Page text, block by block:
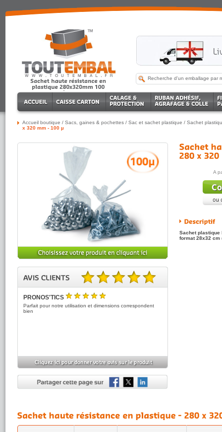
Accueil boutique / Sacs, gaines & pochettes / Sac et sachet plastique / Sachet
x 320 mm - 100 µ
5.00 sur 5 basé sur 1 note(s).
PRONOS'TICS
5/5
Parfait pour notre utilisation et dimensions correspondent
bien
A
Sachet plastique
format 28x32 cm